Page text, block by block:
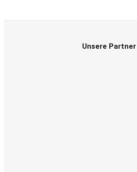
Unsere Partner